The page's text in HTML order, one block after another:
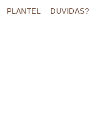
PLANTEL DUVIDAS?